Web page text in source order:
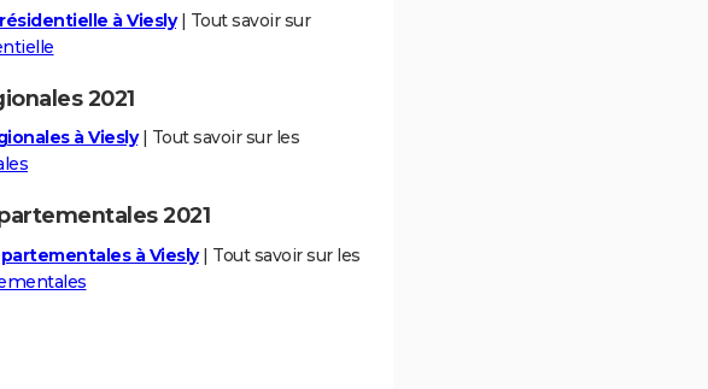
à Viesly| Tout savoir sur
2021
à Viesly| Tout savoir sur les
2021
à Viesly| Tout savoir sur les